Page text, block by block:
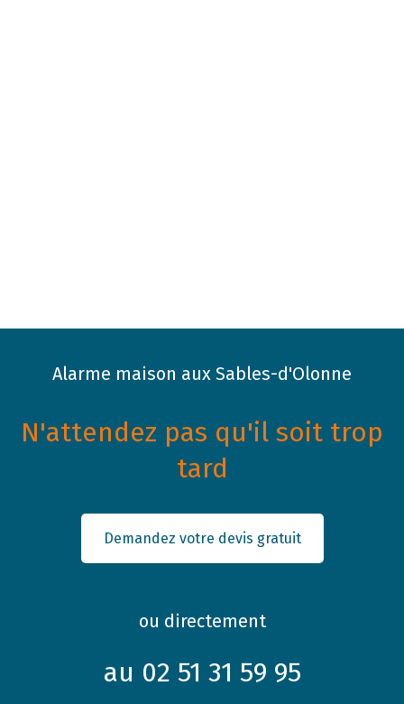
Alarme maison aux Sables-d'Olonne
N'attendez pas qu'il soit trop
tard
Demandez votre devis gratuit
ou directement
au 02 51 31 59 95